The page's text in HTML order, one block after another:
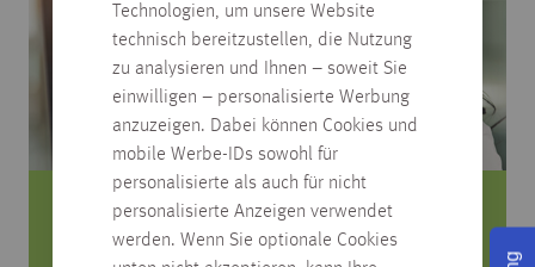
Technologien, um unsere Website
technisch bereitzustellen, die Nutzung
zu analysieren und Ihnen – soweit Sie
einwilligen – personalisierte Werbung
anzuzeigen. Dabei können Cookies und
mobile Werbe-IDs sowohl für
personalisierte als auch für nicht
personalisierte Anzeigen verwendet
werden. Wenn Sie optionale Cookies
Sie haben Fragen zum Produkt?